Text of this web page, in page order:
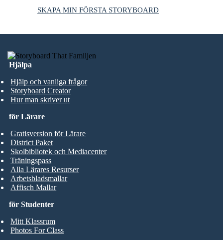
SKAPA MIN FÖRSTA STORYBOARD
Hjälpa
Hjälp och vanliga frågor
Storyboard Creator
Hur man skriver ut
för Studenter
Mitt Klassrum
Photos For Class
för Lärare
Gratisversion för Lärare
District Paket
Skolbibliotek och Mediacenter
Träningspass
Alla Lärares Resurser
Arbetsbladsmallar
Affisch Mallar